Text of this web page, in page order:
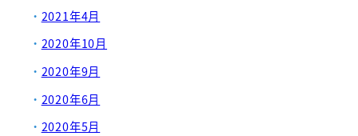
2021年4月
2020年10月
2020年9月
2020年6月
2020年5月